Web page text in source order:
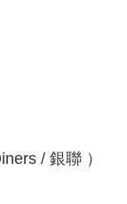
/ 銀聯 ）